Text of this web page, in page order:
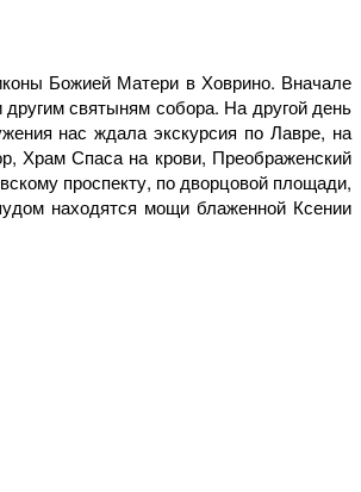
Божией Матери в Ховрино. Вначале
святыням собора. На другой день
нас ждала экскурсия по Лавре, на
Храм Спаса на крови, Преображенский
проспекту, по дворцовой площади,
находятся мощи блаженной Ксении